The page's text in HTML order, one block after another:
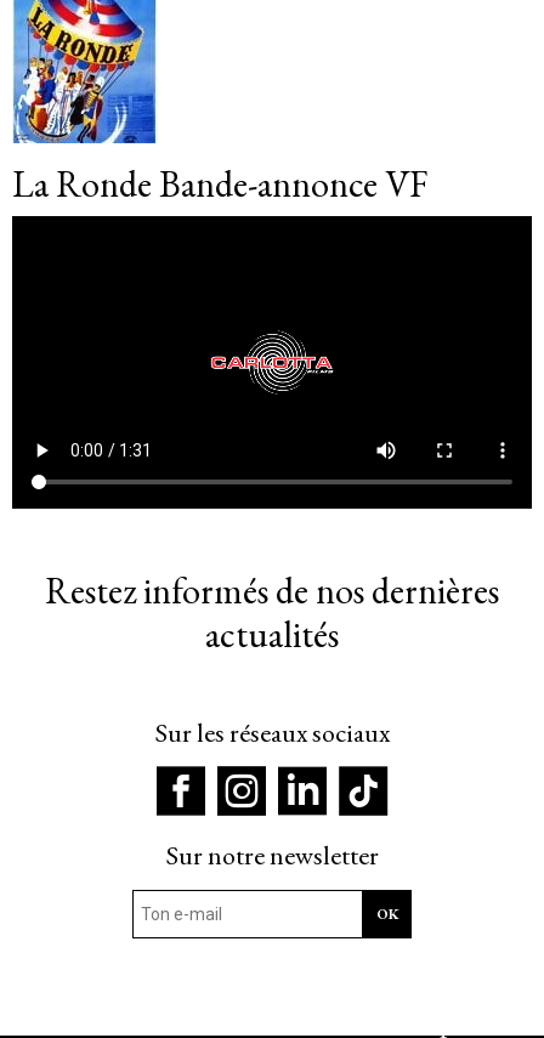
La Ronde Bande-annonce VF
Restez informés de nos dernières
actualités
Sur les réseaux sociaux
Sur notre newsletter